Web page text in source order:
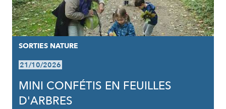
SORTIES NATURE
21/10/2026
MINI CONFÉTIS EN FEUILLES
D'ARBRES